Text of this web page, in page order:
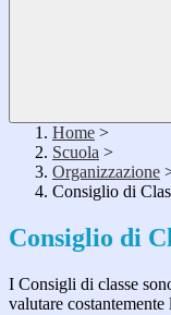
Home >
Scuola >
Organizzazione
Consiglio di
Consiglio di
I Consigli di classe
valutare